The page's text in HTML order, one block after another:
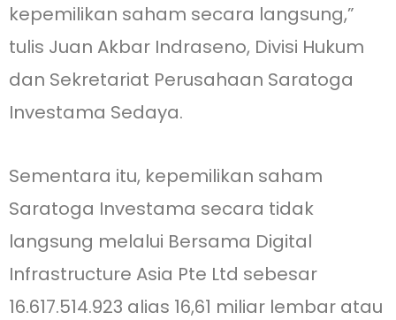
kepemilikan saham secara langsung,”
tulis Juan Akbar Indraseno, Divisi Hukum
dan Sekretariat Perusahaan Saratoga
Investama Sedaya.
Sementara itu, kepemilikan saham
Saratoga Investama secara tidak
langsung melalui Bersama Digital
Infrastructure Asia Pte Ltd sebesar
16.617.514.923 alias 16,61 miliar lembar atau